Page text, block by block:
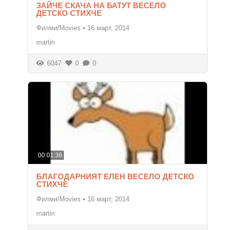
ЗАЙЧЕ СКАЧА НА БАТУТ ВЕСЕЛО
ДЕТСКО СТИХЧЕ
Филми/Movies • 16 март, 2014
martin
6047 0 0
00:01:36
БЛАГОДАРНИЯТ ЕЛЕН ВЕСЕЛО ДЕТСКО
СТИХЧЕ
Филми/Movies • 16 март, 2014
martin